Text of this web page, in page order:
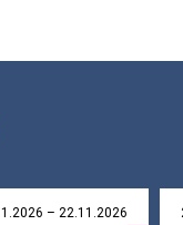
– 22.11.2026